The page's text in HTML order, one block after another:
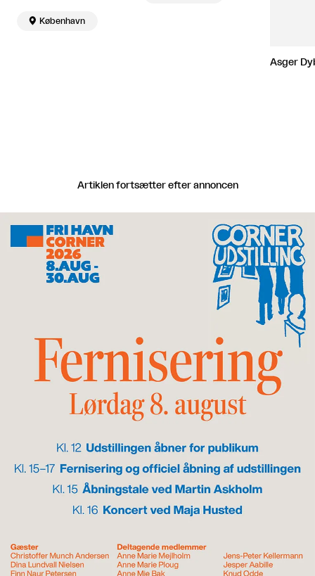
uddannet fra Det Kongelige
 København
Asger
Artiklen fortsætter efter annoncen